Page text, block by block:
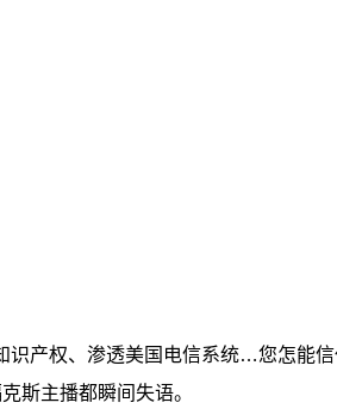
识产权、渗透美国电信系统…您怎
斯主播都瞬间失语。